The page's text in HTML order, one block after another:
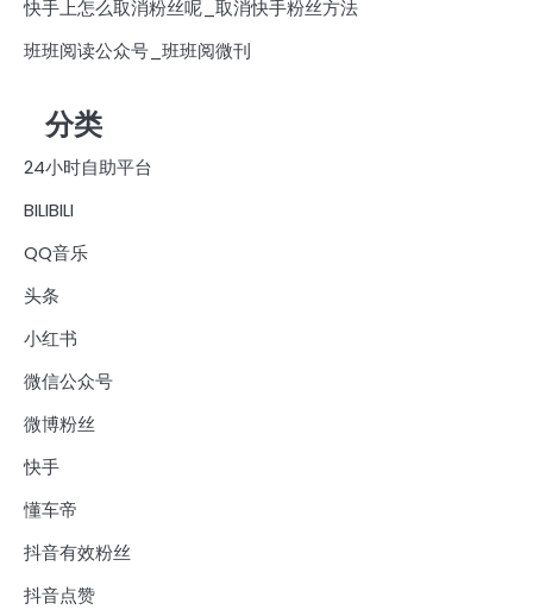
快手上怎么取消粉丝呢_取消快手粉丝方法
班班阅读公众号_班班阅微刊
分类
24小时自助平台
BILIBILI
QQ音乐
头条
小红书
微信公众号
微博粉丝
快手
懂车帝
抖音有效粉丝
抖音点赞